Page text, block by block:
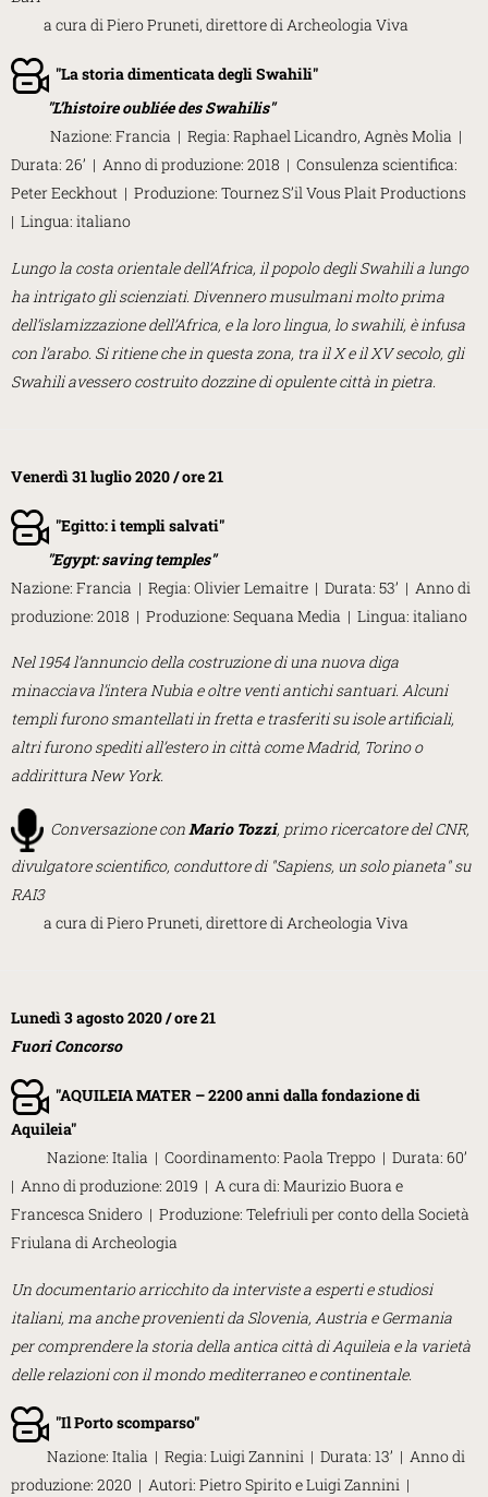
a cura di Piero Pruneti, direttore di Archeologia Viva
"La storia dimenticata degli Swahili"
"L’histoire oubliée des Swahilis"
Nazione: Francia | Regia: Raphael Licandro, Agnès Molia |
Durata: 26’ | Anno di produzione: 2018 | Consulenza scientifica:
Peter Eeckhout | Produzione: Tournez S’il Vous Plait Productions
| Lingua: italiano
Lungo la costa orientale dell’Africa, il popolo degli Swahili a lungo
ha intrigato gli scienziati. Divennero musulmani molto prima
dell’islamizzazione dell’Africa, e la loro lingua, lo swahili, è infusa
con l’arabo. Si ritiene che in questa zona, tra il X e il XV secolo, gli
Swahili avessero costruito dozzine di opulente città in pietra.
Venerdì 31 luglio 2020 / ore 21
"Egitto: i templi salvati"
"Egypt: saving temples"
Nazione: Francia | Regia: Olivier Lemaitre | Durata: 53’ | Anno di
produzione: 2018 | Produzione: Sequana Media | Lingua: italiano
Nel 1954 l’annuncio della costruzione di una nuova diga
minacciava l’intera Nubia e oltre venti antichi santuari. Alcuni
templi furono smantellati in fretta e trasferiti su isole artificiali,
altri furono spediti all’estero in città come Madrid, Torino o
addirittura New York.
Conversazione con Mario Tozzi, primo ricercatore del CNR,
divulgatore scientifico, conduttore di "Sapiens, un solo pianeta" su
RAI3
a cura di Piero Pruneti, direttore di Archeologia Viva
Lunedì 3 agosto 2020 /ore 21
Fuori Concorso
"AQUILEIA MATER – 2200 anni dalla fondazione di
Aquileia"
Nazione: Italia | Coordinamento: Paola Treppo | Durata: 60’
| Anno di produzione: 2019 | A cura di: Maurizio Buora e
Francesca Snidero | Produzione: Telefriuli per conto della Società
Friulana di Archeologia
Un documentario arricchito da interviste a esperti e studiosi
italiani, ma anche provenienti da Slovenia, Austria e Germania
per comprendere la storia della antica città di Aquileia e la varietà
delle relazioni con il mondo mediterraneo e continentale.
"Il Porto scomparso"
Nazione: Italia | Regia: Luigi Zannini | Durata: 13’ | Anno di
produzione: 2020 | Autori: Pietro Spirito e Luigi Zannini |